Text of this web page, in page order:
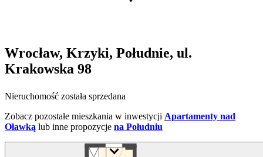
Wrocław, Krzyki, Południe, ul.
Krakowska 98
Nieruchomość została sprzedana
Zobacz pozostałe mieszkania w inwestycji Apartamenty nad
Oławką lub inne propozycje na Południu